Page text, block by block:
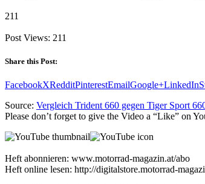
211
Post Views: 211
Share this Post:
FacebookXRedditPinterestEmailGoogle+LinkedIn
Source: Vergleich Trident 660 gegen Tiger Sport
Please don’t forget to give the Video a “Like” on
Heft abonnieren: www.motorrad-magazin.at/abo
Heft online lesen: http://digitalstore.motorrad-